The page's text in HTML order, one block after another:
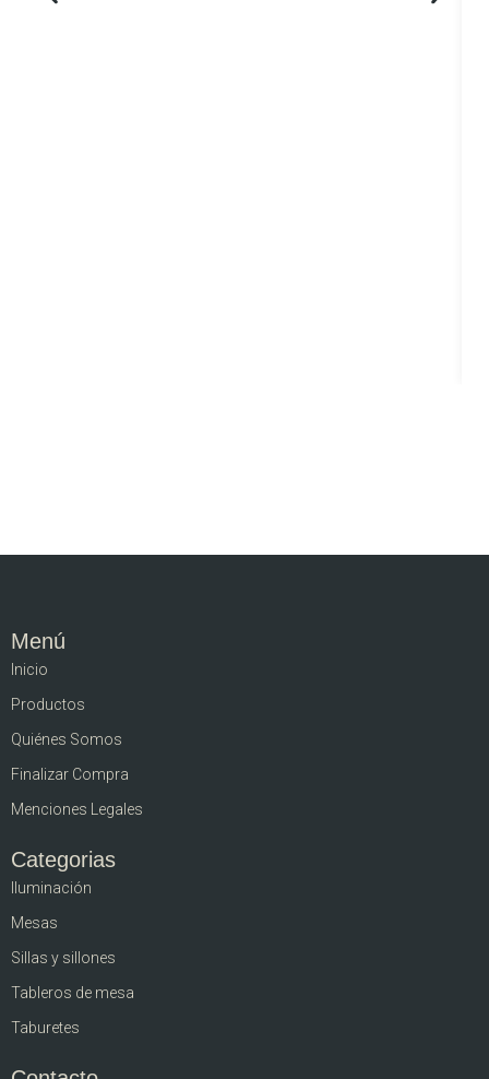
Menú
Inicio
Productos
Quiénes Somos
Finalizar Compra
Menciones Legales
Categorias
Iluminación
Mesas
Sillas y sillones
Tableros de mesa
Taburetes